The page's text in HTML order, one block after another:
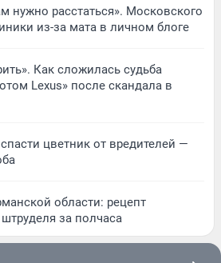
нужно расстаться». Московского
из-за мата в личном блоге
Как сложилась судьба
Lexus» после скандала в
цветник от вредителей —
области: рецепт
за полчаса